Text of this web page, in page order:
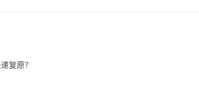
复原？